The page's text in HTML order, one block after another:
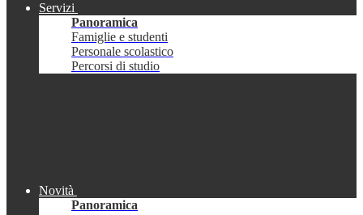
Servizi
Panoramica
Famiglie e studenti
Personale scolastico
Percorsi di studio
Novità
Panoramica